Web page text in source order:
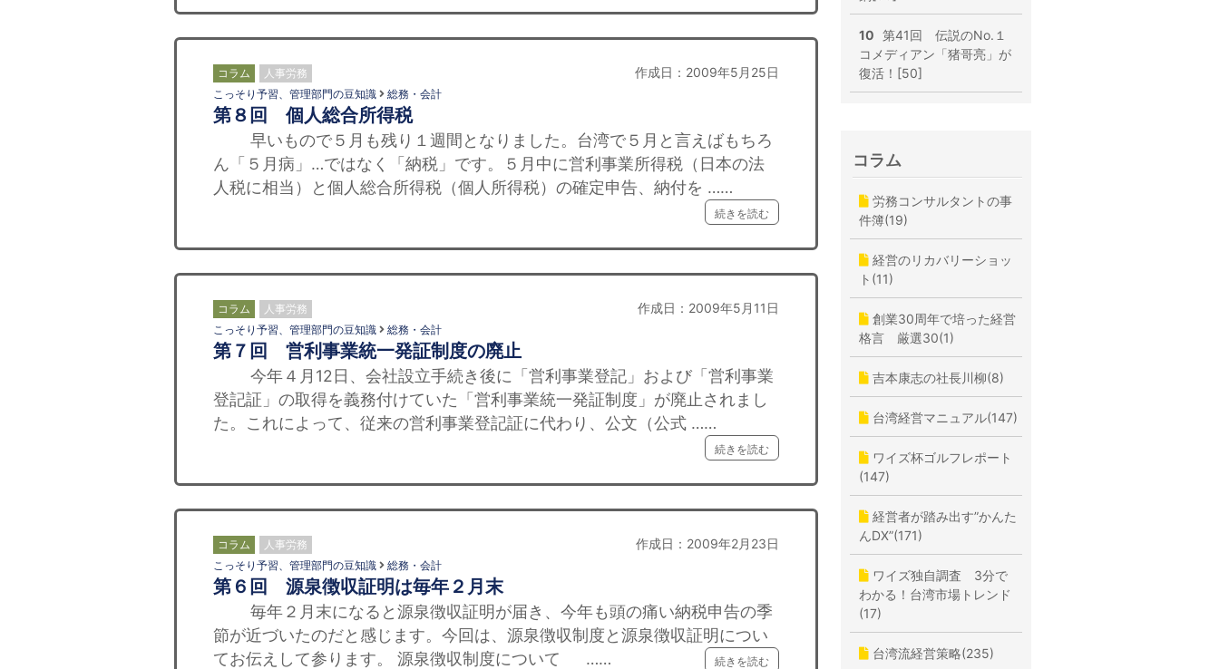
コラム 人事労務 作成日：2009年5月25日
こっそり予習、管理部門の豆知識 総務・会計
第８回 個人総合所得税
早いもので５月も残り１週間となりました。台湾で５月と言えばもちろ
ん「５月病」…ではなく「納税」です。５月中に営利事業所得税（日本の法
人税に相当）と個人総合所得税（個人所得税）の確定申告、納付を ……
続きを読む
コラム 人事労務 作成日：2009年5月11日
こっそり予習、管理部門の豆知識 総務・会計
第７回 営利事業統一発証制度の廃止
今年４月12日、会社設立手続き後に「営利事業登記」および「営利事業
登記証」の取得を義務付けていた「営利事業統一発証制度」が廃止されまし
た。これによって、従来の営利事業登記証に代わり、公文（公式 ……
続きを読む
コラム 人事労務 作成日：2009年2月23日
こっそり予習、管理部門の豆知識 総務・会計
第６回 源泉徴収証明は毎年２月末
毎年２月末になると源泉徴収証明が届き、今年も頭の痛い納税申告の季
節が近づいたのだと感じます。今回は、源泉徴収制度と源泉徴収証明につい
てお伝えして参ります。 源泉徴収制度について ……
続きを読む
10 第41回 伝説のNo.１
コメディアン「猪哥亮」が
復活！[50]
コラム
労務コンサルタントの事
件簿(19)
経営のリカバリーショッ
ト(11)
創業30周年で培った経営
格言 厳選30(1)
吉本康志の社長川柳(8)
台湾経営マニュアル(147)
ワイズ杯ゴルフレポート
(147)
経営者が踏み出す”かんた
んDX”(171)
ワイズ独自調査 3分で
わかる！台湾市場トレンド
(17)
台湾流経営策略(235)